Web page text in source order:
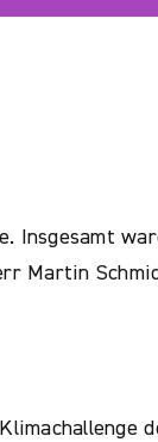
Insgesamt
Martin